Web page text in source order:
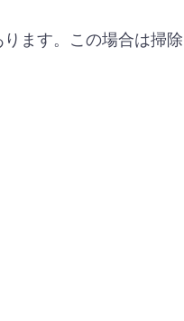
ます。この場合は掃除